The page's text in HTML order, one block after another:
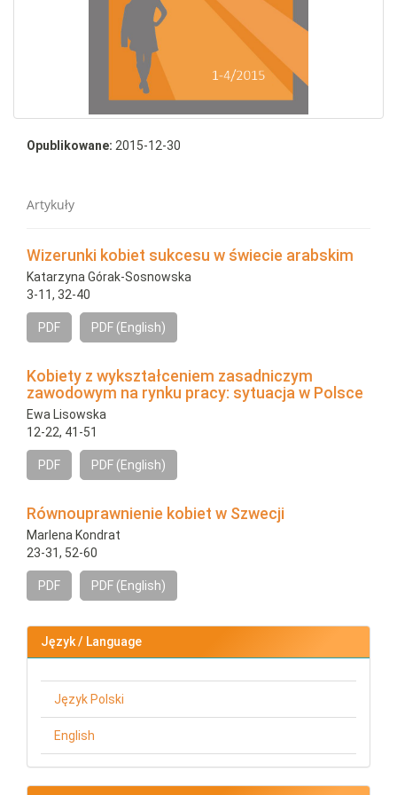
Opublikowane: 2015-12-30
Artykuły
Wizerunki kobiet sukcesu w świecie arabskim
Katarzyna Górak-Sosnowska
3-11, 32-40
PDF PDF (English)
Kobiety z wykształceniem zasadniczym
zawodowym na rynku pracy: sytuacja w Polsce
Ewa Lisowska
12-22, 41-51
PDF PDF (English)
Równouprawnienie kobiet w Szwecji
Marlena Kondrat
23-31, 52-60
PDF PDF (English)
Język / Language
Język Polski
English